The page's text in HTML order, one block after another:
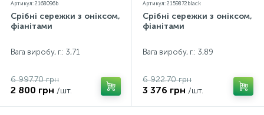
Артикул: 2168096b
Срібні сережки з оніксом,
фіанітами
Вага виробу, г.: 3,71
6 997.70 грн
2 800 грн /шт.
Артикул: 2159872black
Срібні сережки з оніксом,
фіанітами
Вага виробу, г.: 3,89
6 922.70 грн
3 376 грн /шт.